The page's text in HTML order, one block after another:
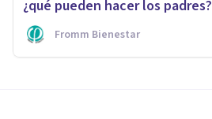
¿qué pueden hacer los padres?
Fromm Bienestar